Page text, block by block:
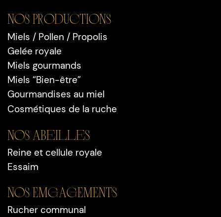
Nos PRODUCTIONS
Miels / Pollen / Propolis
Gelée royale
Miels gourmands
Miels “Bien-être”
Gourmandises au miel
Cosmétiques de la ruche
Nos Abeilles
Reine et cellule royale
Essaim
Nos EMGAGEMENTS
Rucher communal